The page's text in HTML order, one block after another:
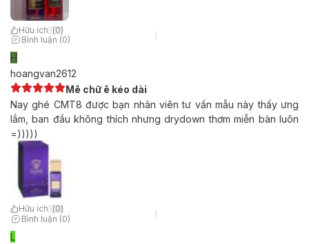
Hữu ích (0)
Bình luận (0)
H
hoangvan2612
Mê chữ ê kéo dài
Nay ghé CMT8 được bạn nhân viên tư vấn mẫu này thấy ưng
lắm, ban đầu không thích nhưng drydown thơm miễn bàn luôn
=)))))
Hữu ích (0)
Bình luận (0)
L